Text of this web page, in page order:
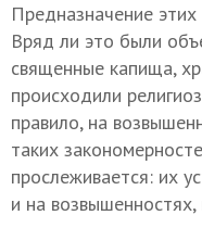
Предназначение
Вряд ли это были
священные капища,
происходили
правило, на
таких
прослеживается: их
и на возвышенностях,